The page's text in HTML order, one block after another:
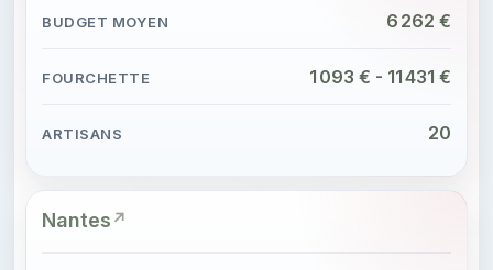
6 262 €
1 093 € - 11 431 €
20
Nantes